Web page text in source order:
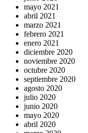
mayo 2021
abril 2021
marzo 2021
febrero 2021
enero 2021
diciembre 2020
noviembre 2020
octubre 2020
septiembre 2020
agosto 2020
julio 2020
junio 2020
mayo 2020
abril 2020